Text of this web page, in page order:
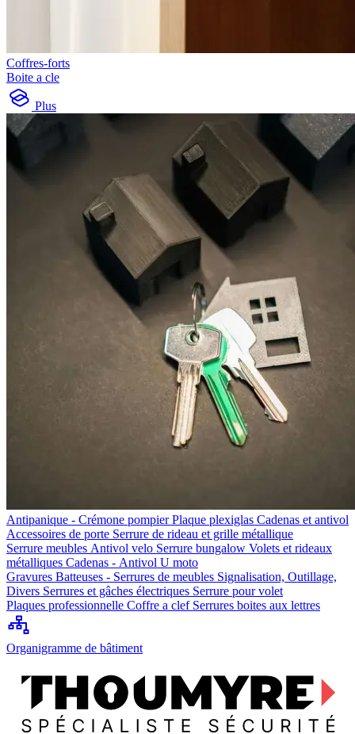
Coffres-forts
Boite a cle
Plus
Antipanique - Crémone pompierPlaque plexiglas Cadenas et antivol
Accessoires de porte Serrure de rideau et grille métallique
Serrure meubles Antivol velo Serrure bungalow Volets et rideaux
métalliques Cadenas - Antivol U moto
Gravures Batteuses - Serrures de meubles Signalisation, Outillage,
Divers Serrures et gâches électriques Serrure pour volet
Plaques professionnelle Coffre a clef Serrures boites aux lettres
Organigramme de bâtiment